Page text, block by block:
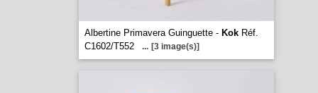
Albertine Primavera Guinguette - KokRéf.
C1602/T552
... [3 image(s)]